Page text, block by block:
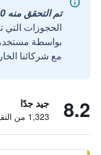
تم التحقق منه 100%
الحجوزات التي
مع شركائنا
8.2 جيد جدًا
1,323 من التقييمات تم التحقق منها